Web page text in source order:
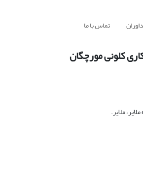
داوران تماس با ما
کلونی مورچگان
ملایر.